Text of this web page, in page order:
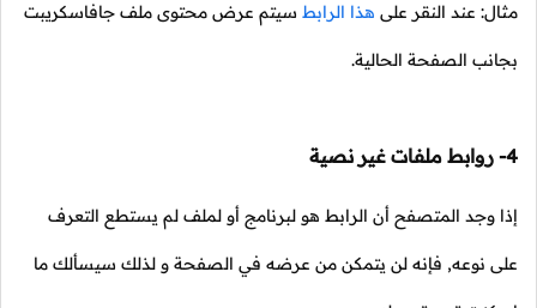
مثال: عند النقر على هذا الرابط سيتم عرض محتوى ملف جافاسكريبت
بجانب الصفحة الحالية.
4- روابط ملفات غير نصية
إذا وجد المتصفح أن الرابط هو لبرنامج أو لملف لم يستطع التعرف
على نوعه, فإنه لن يتمكن من عرضه في الصفحة و لذلك سيسألك ما